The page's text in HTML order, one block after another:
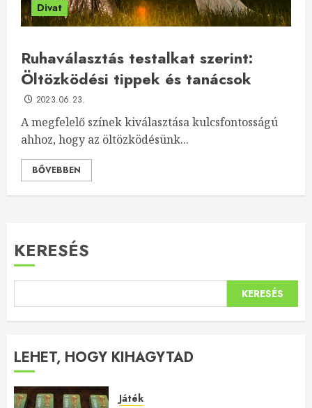
Divat
Ruhaválasztás testalkat szerint:
Öltözködési tippek és tanácsok
2023.06.23.
A megfelelő színek kiválasztása kulcsfontosságú
ahhoz, hogy az öltözködésünk...
BŐVEBBEN
KERESÉS
KERESÉS
LEHET, HOGY KIHAGYTAD
Játék